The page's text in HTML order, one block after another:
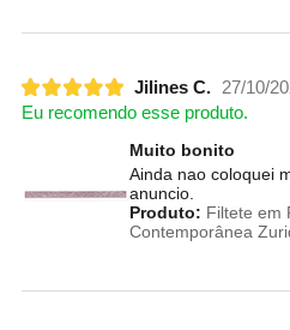
Jilines C.
27/10/
Eu recomendo esse produto.
Muito bonito
Ainda nao coloquei
anuncio.
Produto: Filtete em
Contemporânea